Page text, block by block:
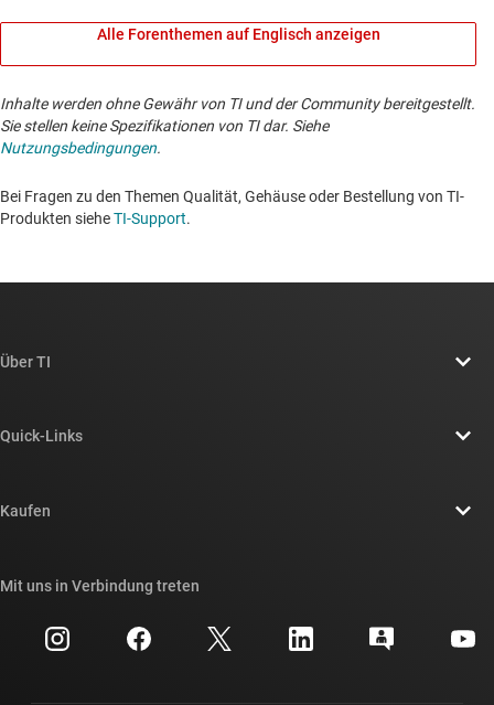
Alle Forenthemen auf Englisch anzeigen
Inhalte werden ohne Gewähr von TI und der Community bereitgestellt.
Sie stellen keine Spezifikationen von TI dar. Siehe
Nutzungsbedingungen.
Bei Fragen zu den Themen Qualität, Gehäuse oder Bestellung von TI-
Produkten sieheTI-Support. ​​​​​​​​​​​​​​
Über TI
Newsroom
Investorenbeziehungen
Quick-Links
Querverweis-Suche
Kundensupportzentrum
Kaufen
Mit uns in Verbindung treten